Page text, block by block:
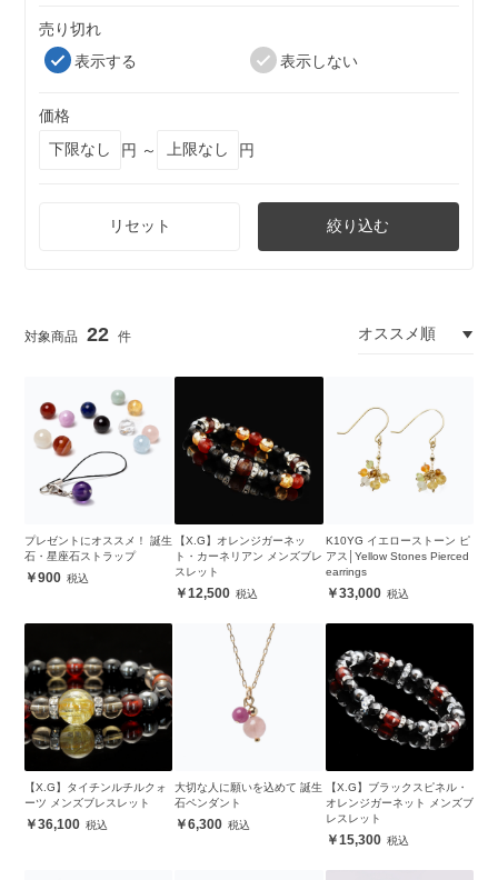
売り切れ
表示する
表示しない
価格
円 ～
円
リセット 絞り込む
22
プレゼントにオススメ！ 誕生
石・星座石ストラップ
900
【X.G】オレンジガーネッ
ト・カーネリアン メンズブレ
スレット
12,500
K10YG イエローストーン ピ
アス│Yellow Stones Pierced
earrings
33,000
【X.G】タイチンルチルクォ
ーツ メンズブレスレット
36,100
大切な人に願いを込めて 誕生
石ペンダント
6,300
【X.G】ブラックスピネル・
オレンジガーネット メンズブ
レスレット
15,300